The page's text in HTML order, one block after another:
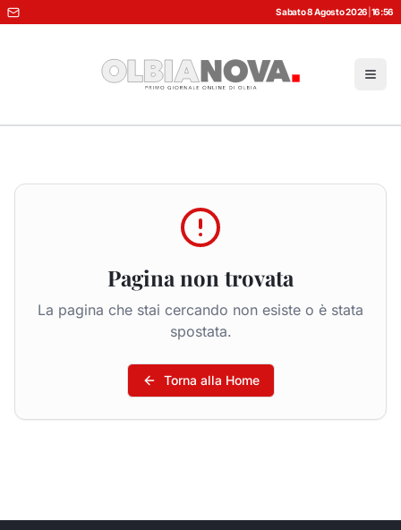
Sabato 8 Agosto 2026 16:56
Pagina non trovata
La pagina che stai cercando non esiste o è stata
spostata.
Torna alla Home